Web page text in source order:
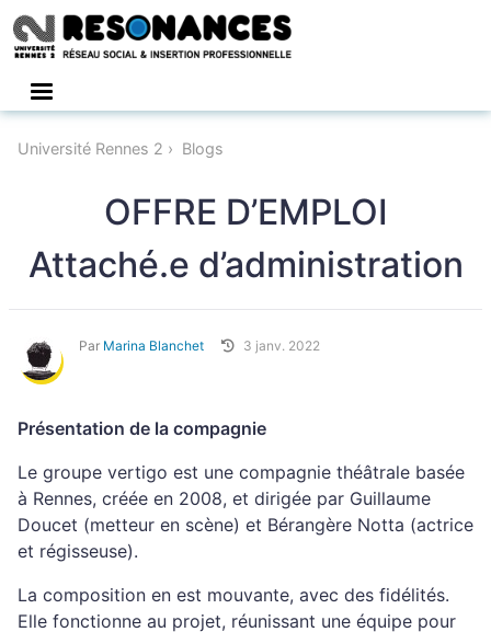
Université Rennes 2 Blogs
OFFRE D’EMPLOI
Attaché.e d’administration
Par Marina Blanchet 3 janv. 2022
Présentation de la compagnie
Le groupe vertigo est une compagnie théâtrale basée
à Rennes, créée en 2008, et dirigée par Guillaume
Doucet (metteur en scène) et Bérangère Notta (actrice
et régisseuse).
La composition en est mouvante, avec des fidélités.
Elle fonctionne au projet, réunissant une équipe pour